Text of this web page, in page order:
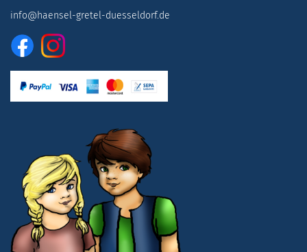
info@haensel-gretel-duesseldorf.de